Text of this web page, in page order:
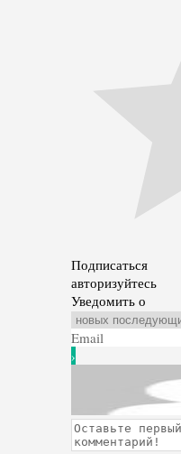
Подписаться
авторизуйтесь
Уведомить о